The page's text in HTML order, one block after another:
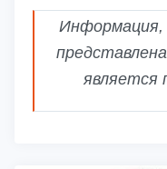
Информация,
является